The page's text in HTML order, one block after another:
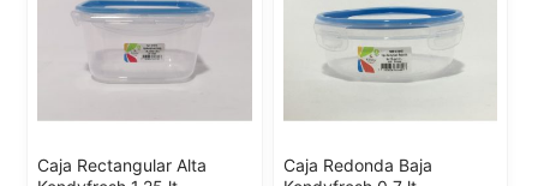
Caja Rectangular Alta
Caja Redonda Baja